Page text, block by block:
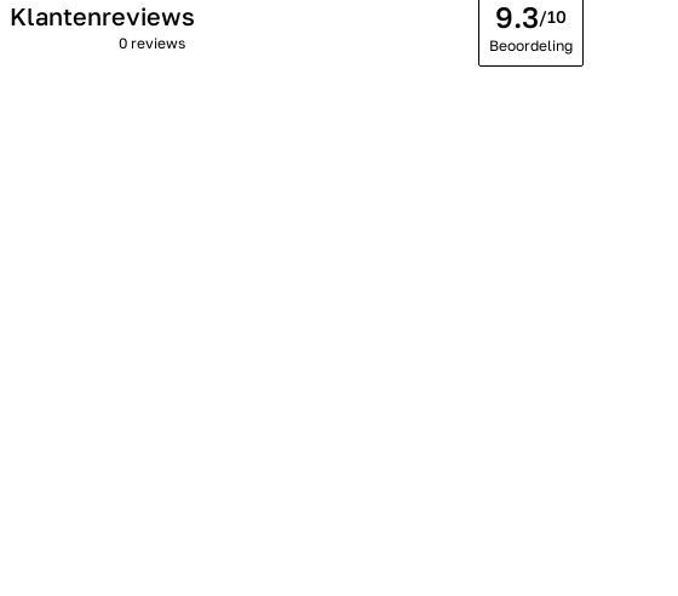
Klantenreviews
0 reviews
9.3/10
Beoordeling